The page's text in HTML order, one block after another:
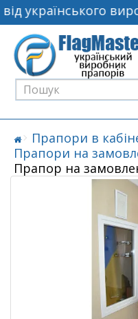
українського
Прапори в
Прапори на
Прапор на